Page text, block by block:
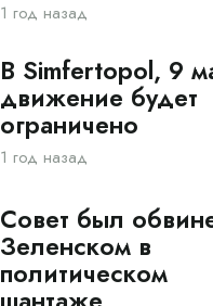
1 год назад
В Simfertopol, 9
движение будет
ограничено
1 год назад
Совет был
Зеленском в
политическом